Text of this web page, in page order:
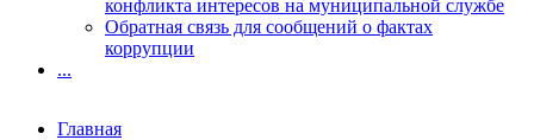
конфликта интересов на муниципальной службе
Обратная связь для сообщений о фактах
коррупции
...
Главная